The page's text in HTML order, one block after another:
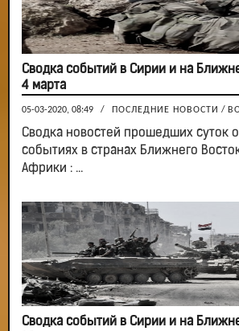
Сводка событий в Сирии и на
4 марта
05-03-2020, 08:49 / ПОСЛЕДНИЕ НОВОСТИ /
Сводка новостей прошедших суток
событиях в странах Ближнего
Африки : ...
Сводка событий в Сирии и на